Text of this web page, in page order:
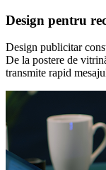
Design pentru
Design publicitar
De la postere de
transmite rapid